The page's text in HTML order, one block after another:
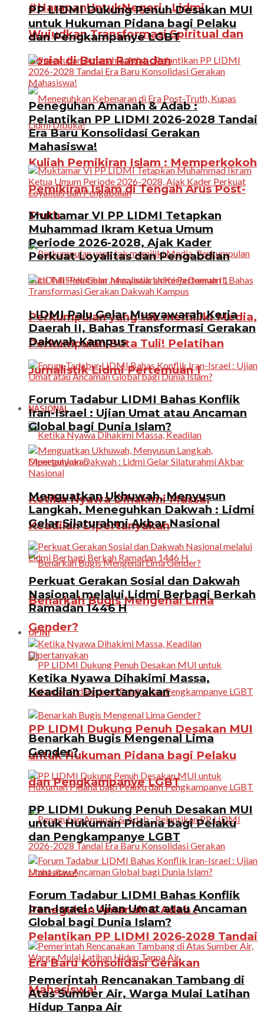
#HarapanUntukNegeri : Lidmi
Wujudkan Transformasi Spiritual dan
Sosial di Bulan Ramadan
Kuliah Pemikiran Islam : Memperkokoh
Pemikiran Islam di Tengah Arus Post-
Truth
Perkumpulan yang tak memiliki Media,
Perkumpulan Buta Tuli! Pelatihan
Jurnalistik Lidmi Pertemuan 1
NASIONAL
Ketika Nyawa Dihakimi Massa,
Keadilan Dipertanyakan
Benarkah Bugis Mengenal Lima
Gender?
PP LIDMI Dukung Penuh Desakan MUI
untuk Hukuman Pidana bagi Pelaku
dan Pengkampanye LGBT
Peneguhan Amanah & Adab :
Pelantikan PP LIDMI 2026-2028 Tandai
Era Baru Konsolidasi Gerakan
Mahasiswa!
PP LIDMI Dukung Penuh Desakan MUI
untuk Hukuman Pidana bagi Pelaku
dan Pengkampanye LGBT
Peneguhan Amanah & Adab :
Pelantikan PP LIDMI 2026-2028 Tandai
Era Baru Konsolidasi Gerakan
Mahasiswa!
Muktamar VI PP LIDMI Tetapkan
Muhammad Ikram Ketua Umum
Periode 2026-2028, Ajak Kader
Perkuat Loyalitas dan Pengabdian
LIDMI Palu Gelar Musyawarah Kerja
Daerah II, Bahas Transformasi Gerakan
Dakwah Kampus
Forum Tadabur LIDMI Bahas Konflik
Iran-Israel : Ujian Umat atau Ancaman
Global bagi Dunia Islam?
Menguatkan Ukhuwah, Menyusun
Langkah, Meneguhkan Dakwah : Lidmi
Gelar Silaturahmi Akbar Nasional
Perkuat Gerakan Sosial dan Dakwah
Nasional melalui Lidmi Berbagi Berkah
Ramadan 1446 H
OPINI
Ketika Nyawa Dihakimi Massa,
Keadilan Dipertanyakan
Benarkah Bugis Mengenal Lima
Gender?
PP LIDMI Dukung Penuh Desakan MUI
untuk Hukuman Pidana bagi Pelaku
dan Pengkampanye LGBT
Forum Tadabur LIDMI Bahas Konflik
Iran-Israel : Ujian Umat atau Ancaman
Global bagi Dunia Islam?
Pemerintah Rencanakan Tambang di
Atas Sumber Air, Warga Mulai Latihan
Hidup Tanpa Air